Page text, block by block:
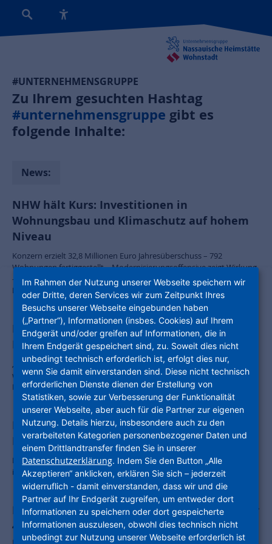
#UNTERNEHMENSGRUPPE
Zu Ihrem gesuchten Hashtag
#unternehmensgruppe gibt es
folgende Inhalte:
News:
NHW hält Kurs: Investitionen in
Wohnungsbau und Klimaschutz auf hohem
Niveau
Konzern erzielt 32,8 Millionen Euro Jahresüberschuss – 792
Wohnungen fertiggestellt – Modernisierungsoffensive zeigt Wirkung
– Mehr als 120 Millionen Euro Aufträge für hessische Unternehmen –
Förderpolitik bleibt zentrale Herausforderung.
Das Warten hat ein Ende: Die neue
PolisVision ist da
„Bauturbo: Buzzword oder Beschleuniger?“ Mit dieser Titelstory
wollen wir Ihnen die neue Ausgabe unseres Kundenmagazins
PolisVision schmackhaft machen.
Interkommunaler Kooperation, tolle
Förderbilanz, Wilke-Areal
Die neue Ausgabe unseres Kundenmagazins PolisVision ist da – wie
immer mit vielen spannenden Themen aus dem Unternehmen.
NHW und EIB schließen Rahmenvertrag über
465 Millionen Euro für bezahlbaren und
Im Rahmen der Nutzung unserer Webseite speichern wir
oder Dritte, deren Services wir zum Zeitpunkt Ihres
Besuchs unserer Webseite eingebunden haben
(„Partner“), Informationen (insbes. Cookies) auf Ihrem
Endgerät und/oder greifen auf Informationen, die in
Ihrem Endgerät gespeichert sind, zu. Soweit dies nicht
unbedingt technisch erforderlich ist, erfolgt dies nur,
wenn Sie damit einverstanden sind. Diese nicht technisch
erforderlichen Dienste dienen der Erstellung von
Statistiken, sowie zur Verbesserung der Funktionalität
unserer Webseite, aber auch für die Partner zur eigenen
Nutzung. Details hierzu, insbesondere auch zu den
verarbeiteten Kategorien personenbezogener Daten und
einem Drittlandtransfer finden Sie in unserer
Datenschutzerklärung. Indem Sie den Button „Alle
Akzeptieren“ anklicken, erklären Sie sich – jederzeit
widerruflich - damit einverstanden, dass wir und die
Partner auf Ihr Endgerät zugreifen, um entweder dort
Informationen zu speichern oder dort gespeicherte
Informationen auszulesen, obwohl dies technisch nicht
unbedingt zur Nutzung unserer Webseite erforderlich ist